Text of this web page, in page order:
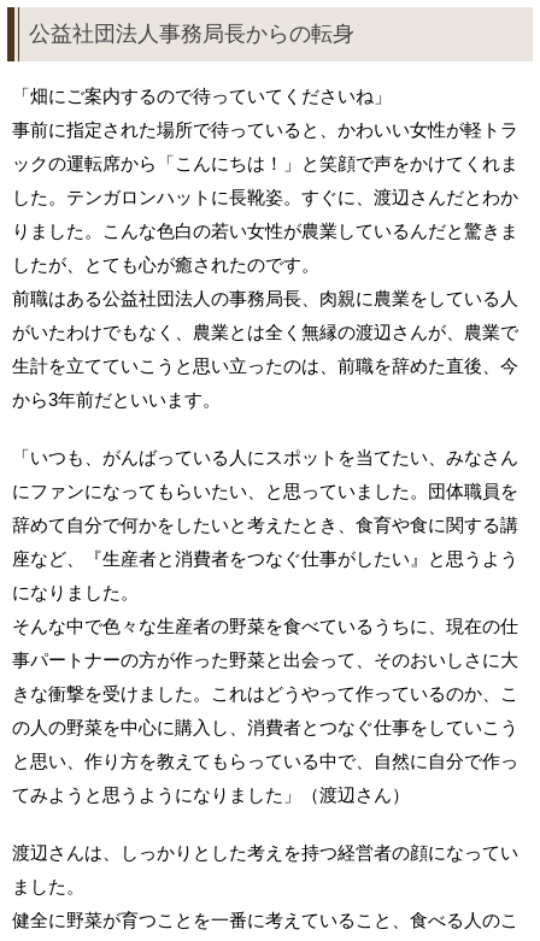
公益社団法人事務局長からの転身
「畑にご案内するので待っていてくださいね」
事前に指定された場所で待っていると、かわいい女性が軽トラ
ックの運転席から「こんにちは！」と笑顔で声をかけてくれま
した。テンガロンハットに長靴姿。すぐに、渡辺さんだとわか
りました。こんな色白の若い女性が農業しているんだと驚きま
したが、とても心が癒されたのです。
前職はある公益社団法人の事務局長、肉親に農業をしている人
がいたわけでもなく、農業とは全く無縁の渡辺さんが、農業で
生計を立てていこうと思い立ったのは、前職を辞めた直後、今
から3年前だといいます。
「いつも、がんばっている人にスポットを当てたい、みなさん
にファンになってもらいたい、と思っていました。団体職員を
辞めて自分で何かをしたいと考えたとき、食育や食に関する講
座など、『生産者と消費者をつなぐ仕事がしたい』と思うよう
になりました。
そんな中で色々な生産者の野菜を食べているうちに、現在の仕
事パートナーの方が作った野菜と出会って、そのおいしさに大
きな衝撃を受けました。これはどうやって作っているのか、こ
の人の野菜を中心に購入し、消費者とつなぐ仕事をしていこう
と思い、作り方を教えてもらっている中で、自然に自分で作っ
てみようと思うようになりました」（渡辺さん）
渡辺さんは、しっかりとした考えを持つ経営者の顔になってい
ました。
健全に野菜が育つことを一番に考えていること、食べる人のこ